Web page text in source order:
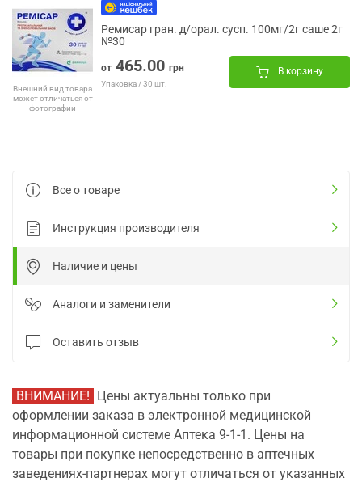
Внешний вид товара
может отличаться от
фотографии
Ремисар гран. д/орал. сусп. 100мг/2г саше 2г
№30
от 465.00 грн
Упаковка / 30 шт.
В корзину
Все о товаре
Инструкция производителя
Наличие и цены
Аналоги и заменители
Оставить отзыв
ВНИМАНИЕ! Цены актуальны только при
оформлении заказа в электронной медицинской
информационной системе Аптека 9-1-1. Цены на
товары при покупке непосредственно в аптечных
заведениях-партнерах могут отличаться от указанных